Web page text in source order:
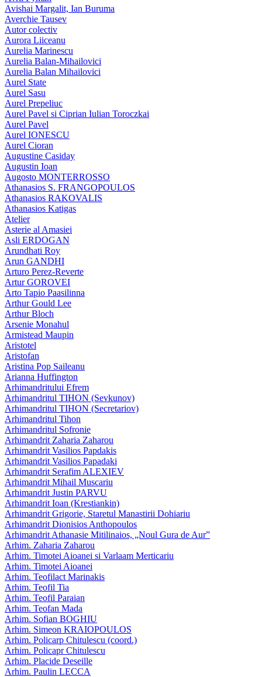
Avishai Margalit, Ian Buruma
Averchie Tausev
Autor colectiv
Aurora Liiceanu
Aurelia Marinescu
Aurelia Balan-Mihailovici
Aurelia Balan Mihailovici
Aurel State
Aurel Sasu
Aurel Prepeliuc
Aurel Pavel si Ciprian Iulian Toroczkai
Aurel Pavel
Aurel IONESCU
Aurel Cioran
Augustine Casiday
Augustin Ioan
Augosto MONTERROSSO
Athanasios S. FRANGOPOULOS
Athanasios RAKOVALIS
Athanasios Katigas
Atelier
Asterie al Amasiei
Asli ERDOGAN
Arundhati Roy
Arun GANDHI
Arturo Perez-Reverte
Artur GOROVEI
Arto Tapio Paasilinna
Arthur Gould Lee
Arthur Bloch
Arsenie Monahul
Armistead Maupin
Aristotel
Aristofan
Aristina Pop Saileanu
Arianna Huffington
Arhimandritului Efrem
Arhimandritul TIHON (Sevkunov)
Arhimandritul TIHON (Secretariov)
Arhimandritul Tihon
Arhimandritul Sofronie
Arhimandrit Zaharia Zaharou
Arhimandrit Vasilios Papdakis
Arhimandrit Vasilios Papadaki
Arhimandrit Serafim ALEXIEV
Arhimandrit Mihail Muscariu
Arhimandrit Justin PARVU
Arhimandrit Ioan (Krestiankin)
Arhimandrit Grigorie, Staretul Manastirii Dohiariu
Arhimandrit Dionisios Anthopoulos
Arhimandrit Athanasie Mitilinaios, „Noul Gura de Aur”
Arhim. Zaharia Zaharou
Arhim. Timotei Aioanei si Varlaam Merticariu
Arhim. Timotei Aioanei
Arhim. Teofilact Marinakis
Arhim. Teofil Tia
Arhim. Teofil Paraian
Arhim. Teofan Mada
Arhim. Sofian BOGHIU
Arhim. Simeon KRAIOPOULOS
Arhim. Policarp Chitulescu (coord.)
Arhim. Policapr Chitulescu
Arhim. Placide Deseille
Arhim. Paulin LECCA